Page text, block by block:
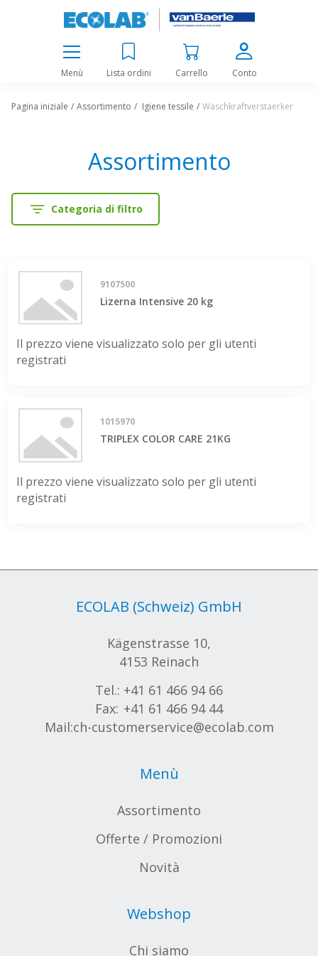
Menù Lista ordini Carrello Conto
Pagina iniziale Assortimento Igiene tessile Waschkraftverstaerker
Assortimento
Categoria di filtro
9107500
Lizerna Intensive 20 kg
Il prezzo viene visualizzato solo per gli utenti
registrati
1015970
TRIPLEX COLOR CARE 21KG
Il prezzo viene visualizzato solo per gli utenti
registrati
ECOLAB (Schweiz) GmbH
Kägenstrasse 10,
4153 Reinach
Tel.: +41 61 466 94 66
Fax: +41 61 466 94 44
Mail:ch-customerservice@ecolab.com
Menù
Assortimento
Offerte / Promozioni
Novità
Webshop
Chi siamo